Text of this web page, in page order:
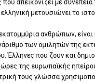
απεικονίζει με συνέπεια
μετουσιώνει το
ανθρώπων,
των ομιλητών της
Έλληνες που ζουν και
της ευρωπαϊκής
τους γλώσσα